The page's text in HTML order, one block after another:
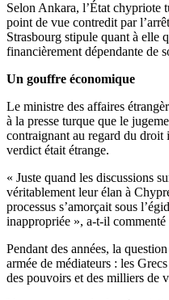
Selon Ankara, l’État chypriote
point de vue contredit par
Strasbourg stipule quant à elle
financièrement dépendante de
Un gouffre économique
Le ministre des affaires
à la presse turque que le
contraignant au regard du droit
verdict était étrange.
« Juste quand les discussions
véritablement leur élan à
processus s’amorçait sous
inappropriée », a-t-il
Pendant des années, la
armée de médiateurs : les
des pouvoirs et des milliers de